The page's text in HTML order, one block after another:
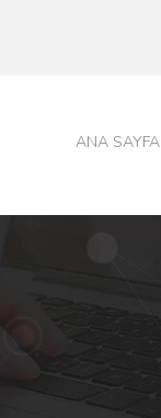
ANA SAYFA